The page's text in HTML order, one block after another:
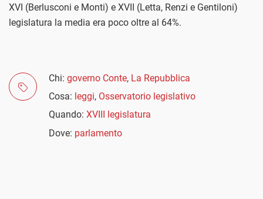
XVI (Berlusconi e Monti) e XVII (Letta, Renzi e Gentiloni)
legislatura la media era poco oltre al 64%.
Chi: governo Conte, La Repubblica
Cosa: leggi, Osservatorio legislativo
Quando: XVIII legislatura
Dove: parlamento